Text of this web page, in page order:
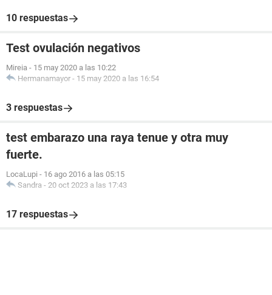
10 respuestas
Test ovulación negativos
Mireia - 15 may 2020 a las 10:22
Hermanamayor - 15 may 2020 a las 16:54
3 respuestas
test embarazo una raya tenue y otra muy
fuerte.
LocaLupi - 16 ago 2016 a las 05:15
Sandra - 20 oct 2023 a las 17:43
17 respuestas